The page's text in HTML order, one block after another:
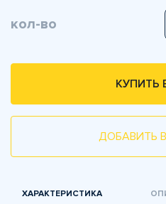
кол-во
КУПИТЬ
ДОБАВИТЬ
ХАРАКТЕРИСТИКА